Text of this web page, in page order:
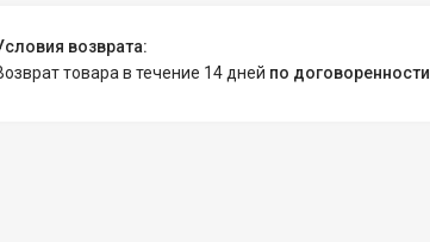
возврат товара в течение 14 дней по договоренности